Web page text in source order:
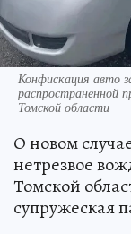
Конфискация авто
распространенной
Томской области
О новом
нетрезвое
Томской
супружеская